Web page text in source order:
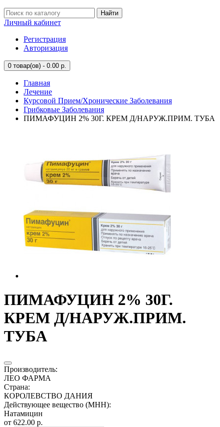
Найти
Личный кабинет
Регистрация
Авторизация
0 товар(ов) - 0.00 р.
Главная
Лечение
Курсовой Прием/Хронические Заболевания
Грибковые Заболевания
ПИМАФУЦИН 2% 30Г. КРЕМ Д/НАРУЖ.ПРИМ. ТУБА
ПИМАФУЦИН 2% 30Г.
КРЕМ Д/НАРУЖ.ПРИМ.
ТУБА
Производитель:
ЛЕО ФАРМА
Страна:
КОРОЛЕВСТВО ДАНИЯ
Действующее вещество (МНН):
Натамицин
от 622.00 р.